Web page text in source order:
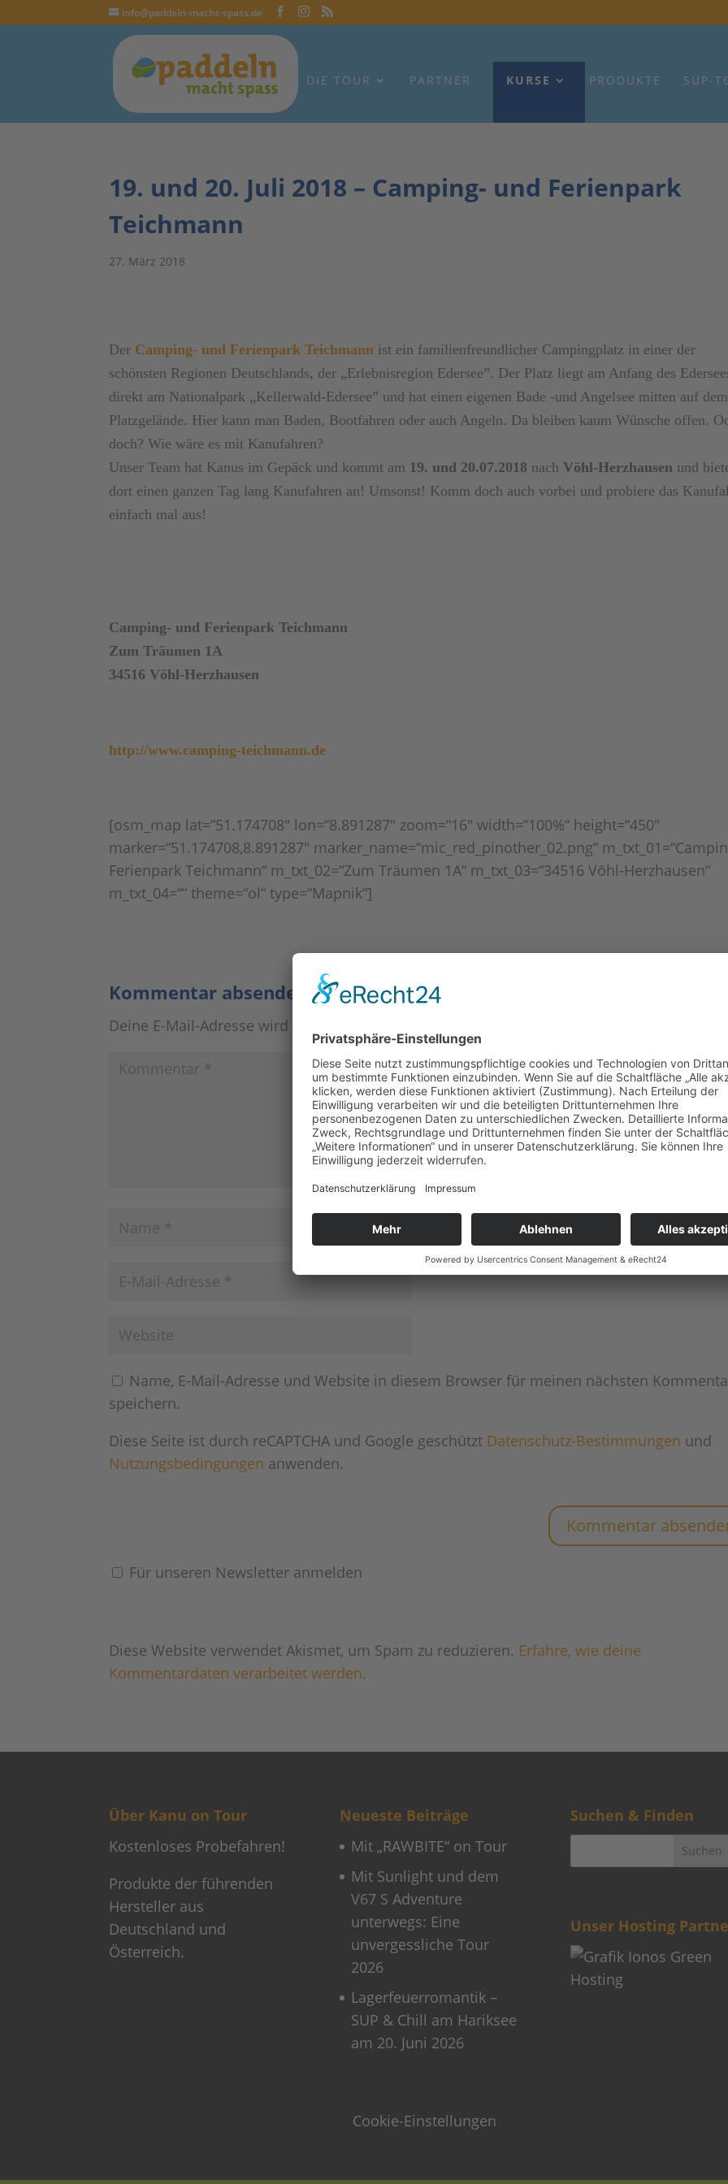
info@paddeln-macht-spass.de
DIE TOUR PARTNER KURSE PRODUKTE SUP-
19. und 20. Juli 2018 – Camping- und Ferienpark
Teichmann
27. März 2018
Der Camping- und Ferienpark Teichmann ist ein familienfreundlicher Campingplatz in einer der
schönsten Regionen Deutschlands, der „Erlebnisregion Edersee”. Der Platz liegt am Anfang des
direkt am Nationalpark „Kellerwald-Edersee” und hat einen eigenen Bade -und Angelsee mitten auf dem
Platzgelände. Hier kann man Baden, Bootfahren oder auch Angeln. Da bleiben kaum Wünsche offen.
doch? Wie wäre es mit Kanufahren?
Unser Team hat Kanus im Gepäck und kommt am 19. und 20.07.2018 nachVöhl-Herzhausen und
dort einen ganzen Tag lang Kanufahren an! Umsonst! Komm doch auch vorbei und probiere das
einfach mal aus!
Camping- und Ferienpark Teichmann
Zum Träumen 1A
34516 Vöhl-Herzhausen
http://www.camping-teichmann.de
[osm_map lat=“51.174708″ lon=“8.891287″ zoom=“16″ width=“100%“ height=“450″
marker=“51.174708,8.891287″ marker_name=“mic_red_pinother_02.png“
Ferienpark Teichmann“ m_txt_02=“Zum Träumen 1A“ m_txt_03=“34516 Vöhl-Herzhausen“
m_txt_04=““ theme=“ol“ type=“Mapnik“]
Kommentar absenden
Deine E-Mail-Adresse wird nicht veröffentlicht.
Name, E-Mail-Adresse und Website in diesem Browser für meinen nächsten
speichern.
Diese Seite ist durch reCAPTCHA und Google geschützt Datenschutz-Bestimmungen und
Nutzungsbedingungen anwenden.
Für unseren Newsletter anmelden
Diese Website verwendet Akismet, um Spam zu reduzieren. Erfahre, wie deine
Kommentardaten verarbeitet werden.
Über Kanu on Tour
Kostenloses Probefahren!
Produkte der führenden
Hersteller aus
Deutschland und
Österreich.
Neueste Beiträge
Mit „RAWBITE“ on Tour
Mit Sunlight und dem
V67 S Adventure
unterwegs: Eine
unvergessliche Tour
2026
Lagerfeuerromantik –
SUP & Chill am Hariksee
am 20. Juni 2026
Cookie-Einstellungen
Suchen & Finden
Unser Hosting